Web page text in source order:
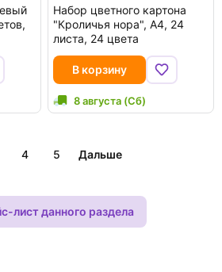
Набор цветного картона
"Кроличья нора", А4, 24
листа, 24 цвета
В корзину
8 августа (Сб)
4 5 Дальше
лист данного раздела